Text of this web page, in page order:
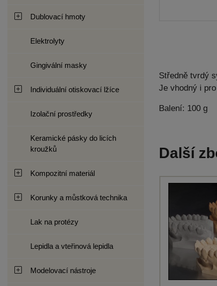
Dublovací hmoty
Elektrolyty
Gingivální masky
Individuální otiskovací lžíce
Izolační prostředky
Keramické pásky do licích
kroužků
Kompozitní materiál
Korunky a můstková technika
Lak na protézy
Lepidla a vteřinová lepidla
Modelovací nástroje
Středně tvrdý
Je vhodný i
Balení: 100 g
Další